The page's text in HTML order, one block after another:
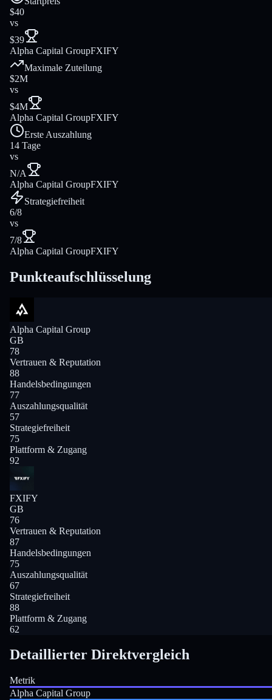
$40
vs
$39
Alpha Capital GroupFXIFY
Maximale Zuteilung
$2M
vs
$4M
Alpha Capital GroupFXIFY
Erste Auszahlung
14 Tage
vs
N/A
Alpha Capital GroupFXIFY
Strategiefreiheit
6/8
vs
7/8
Alpha Capital GroupFXIFY
Punkteaufschlüsselung
Alpha Capital Group
GB
78
Vertrauen & Reputation
88
Handelsbedingungen
77
Auszahlungsqualität
57
Strategiefreiheit
75
Plattform & Zugang
92
FXIFY
GB
76
Vertrauen & Reputation
87
Handelsbedingungen
75
Auszahlungsqualität
67
Strategiefreiheit
88
Plattform & Zugang
62
Detaillierter Direktvergleich
Metrik
Alpha Capital Group